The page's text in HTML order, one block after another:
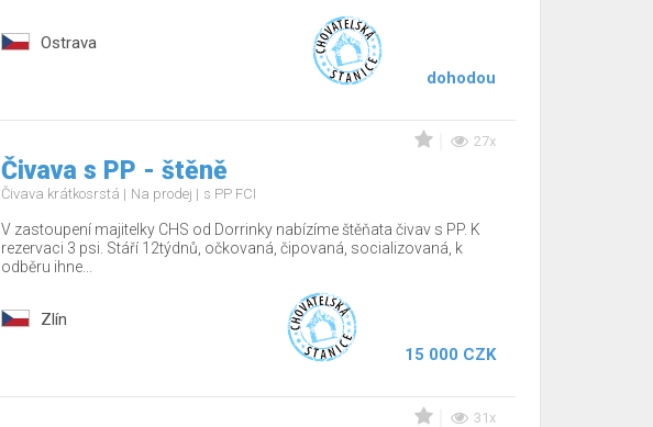
Ostrava
dohodou
27x
Čivava s PP - štěně
Čivava krátkosrstá Na prodej s PP FCI
V zastoupení majitelky CHS od Dorrinky nabízíme štěňata čivav s PP. K
rezervaci 3 psi. Stáří 12týdnů, očkovaná, čipovaná, socializovaná, k
odběru ihne...
Zlín
15 000 CZK
31x